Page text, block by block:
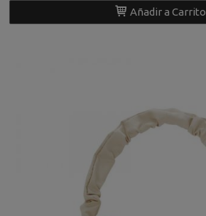
Añadir a Carrito